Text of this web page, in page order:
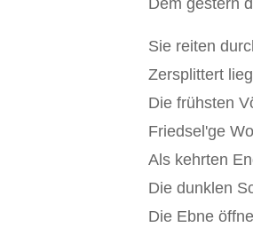
Dem gestern
Sie reiten
Zersplittert
Die frühsten
Friedsel'ge
Als kehrten
Die dunklen
Die Ebne